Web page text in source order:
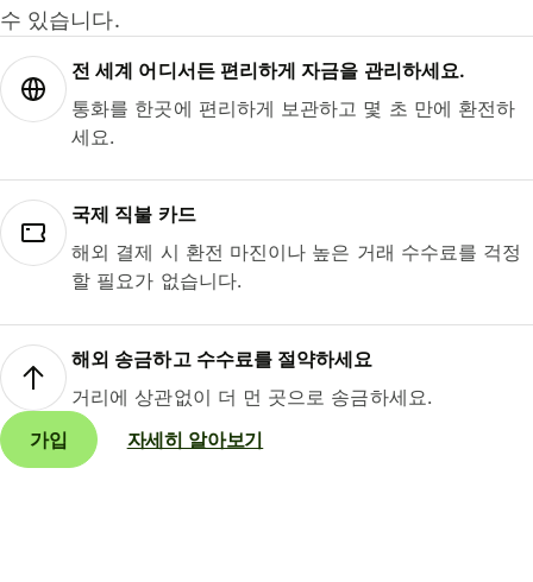
수 있습니다.
전 세계 어디서든 편리하게 자금을 관리하세요.
통화를 한곳에 편리하게 보관하고 몇 초 만에 환전하
세요.
국제 직불 카드
해외 결제 시 환전 마진이나 높은 거래 수수료를 걱정
할 필요가 없습니다.
해외 송금하고 수수료를 절약하세요
거리에 상관없이 더 먼 곳으로 송금하세요.
가입
자세히 알아보기